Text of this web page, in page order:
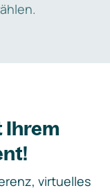
Ihrem
virtuelles